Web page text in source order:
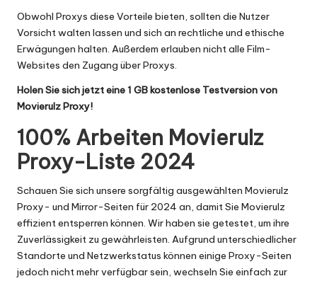
Obwohl Proxys diese Vorteile bieten, sollten die Nutzer
Vorsicht walten lassen und sich an rechtliche und ethische
Erwägungen halten. Außerdem erlauben nicht alle Film-
Websites den Zugang über Proxys.
Holen Sie sich jetzt eine 1 GB kostenlose Testversion von
Movierulz Proxy!
100% Arbeiten Movierulz
Proxy-Liste 2024
Schauen Sie sich unsere sorgfältig ausgewählten Movierulz
Proxy- und Mirror-Seiten für 2024 an, damit Sie Movierulz
effizient entsperren können. Wir haben sie getestet, um ihre
Zuverlässigkeit zu gewährleisten. Aufgrund unterschiedlicher
Standorte und Netzwerkstatus können einige Proxy-Seiten
jedoch nicht mehr verfügbar sein, wechseln Sie einfach zur